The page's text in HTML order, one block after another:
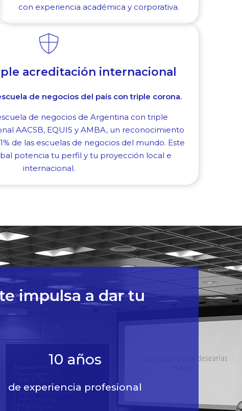
con experiencia académica y corporativa.
acreditación internacional
de negocios del país con triple corona.
de negocios de Argentina con triple
AACSB, EQUIS y AMBA, un reconocimiento
de las escuelas de negocios del mundo. Este
potencia tu perfil y tu proyección local e
internacional.
impulsa a dar tu
10 años
de experiencia profesional